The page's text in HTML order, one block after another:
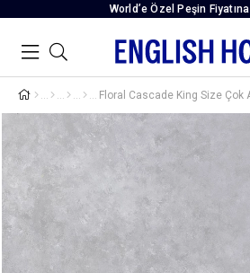
World’e Özel Peşin Fiyatına